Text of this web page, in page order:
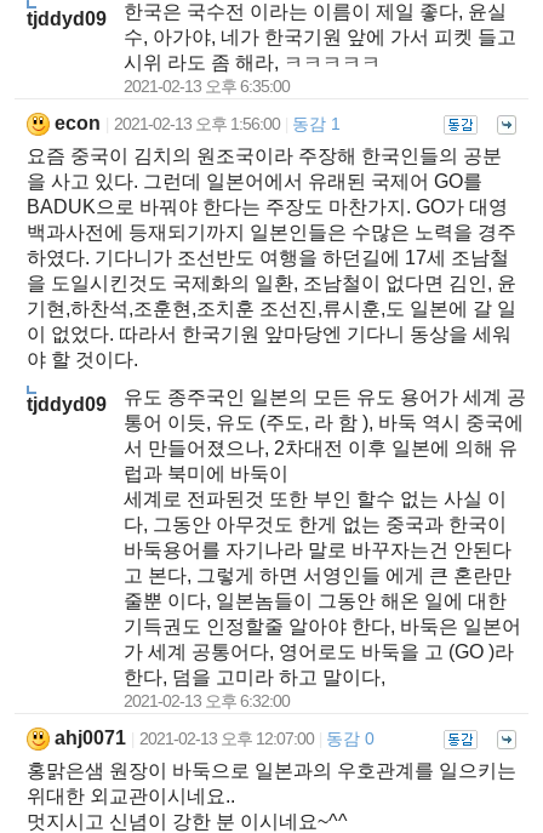
tjddyd09
한국은 국수전 이라는 이름이 제일 좋다, 윤실
수, 아가야, 네가 한국기원 앞에 가서 피켓 들고
시위 라도 좀 해라, ㅋㅋㅋㅋㅋ
2021-02-13 오후 6:35:00
econ 2021-02-13 오후 1:56:00 동감 1
요즘 중국이 김치의 원조국이라 주장해 한국인들의 공분
을 사고 있다. 그런데 일본어에서 유래된 국제어 GO를
BADUK으로 바꿔야 한다는 주장도 마찬가지. GO가 대영
백과사전에 등재되기까지 일본인들은 수많은 노력을 경주
하였다. 기다니가 조선반도 여행을 하던길에 17세 조남철
을 도일시킨것도 국제화의 일환, 조남철이 없다면 김인, 윤
기현,하찬석,조훈현,조치훈 조선진,류시훈,도 일본에 갈 일
이 없었다. 따라서 한국기원 앞마당엔 기다니 동상을 세워
야 할 것이다.
tjddyd09
유도 종주국인 일본의 모든 유도 용어가 세계 공
통어 이듯, 유도 (주도, 라 함 ), 바둑 역시 중국에
서 만들어졌으나, 2차대전 이후 일본에 의해 유
럽과 북미에 바둑이
세계로 전파된것 또한 부인 할수 없는 사실 이
다, 그동안 아무것도 한게 없는 중국과 한국이
바둑용어를 자기나라 말로 바꾸자는건 안된다
고 본다, 그렇게 하면 서영인들 에게 큰 혼란만
줄뿐 이다, 일본놈들이 그동안 해온 일에 대한
기득권도 인정할줄 알아야 한다, 바둑은 일본어
가 세계 공통어다, 영어로도 바둑을 고 (GO )라
한다, 덤을 고미라 하고 말이다,
2021-02-13 오후 6:32:00
ahj0071 2021-02-13 오후 12:07:00 동감 0
홍맑은샘 원장이 바둑으로 일본과의 우호관계를 일으키는
위대한 외교관이시네요..
멋지시고 신념이 강한 분 이시네요~^^